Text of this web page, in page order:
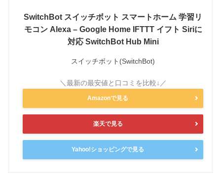
SwitchBot スイッチボット スマートホーム 学習リ
モコン Alexa – Google Home IFTTT イフト Siriに
対応 SwitchBot Hub Mini
スイッチボット(SwitchBot)
Amazonで見る
楽天で見る
Yahoo!ショッピングで見る